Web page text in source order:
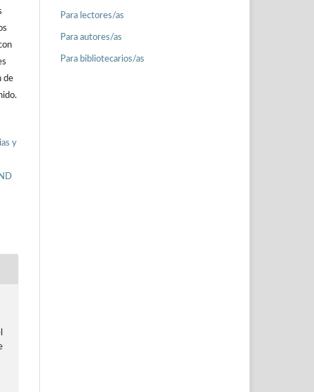
de
y
Para lectores/as
Para autores/as
Para bibliotecarios/as